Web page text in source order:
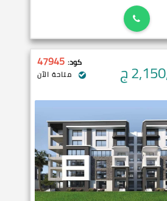
ج كود: 47945
متاحة الآن